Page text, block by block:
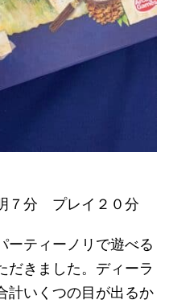
７分 プレイ２０分
ーティーノリで遊べる
だきました。ディーラ
計いくつの目が出るか